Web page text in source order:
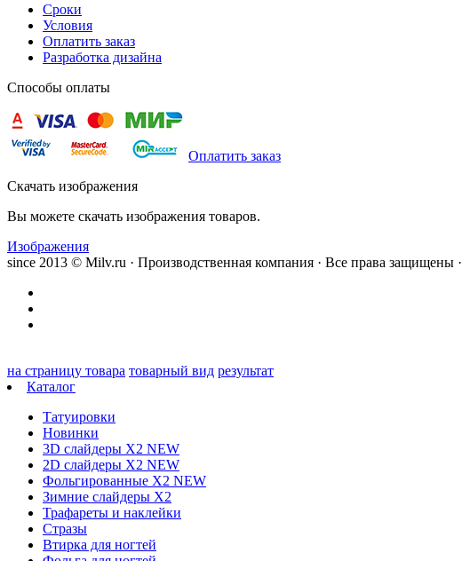
Сроки
Условия
Оплатить заказ
Разработка дизайна
Способы оплаты
Оплатить заказ
Скачать изображения
Вы можете скачать изображения товаров.
Изображения
since 2013 © Milv.ru · Производственная компания · Все права защищены ·
на страницу товара товарный вид результат
Каталог
Татуировки
Новинки
3D слайдеры X2 NEW
2D слайдеры X2 NEW
Фольгированные X2 NEW
Зимние слайдеры Х2
Трафареты и наклейки
Стразы
Втирка для ногтей